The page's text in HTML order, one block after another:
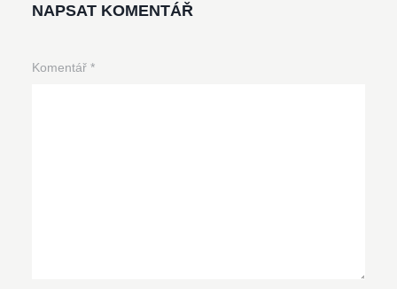
NAPSAT KOMENTÁŘ
Komentář *